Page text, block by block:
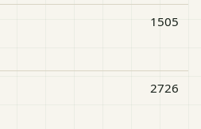
1505
2726